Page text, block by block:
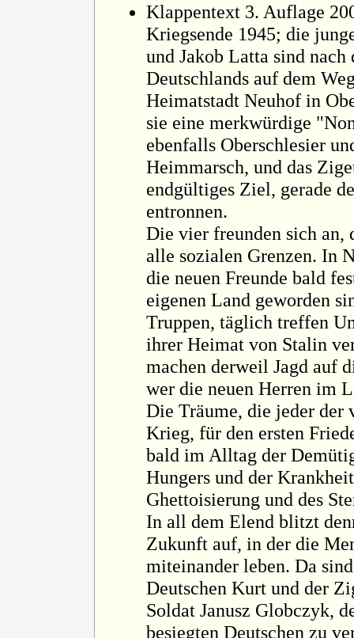
Klappentext 3. Auflage
Kriegsende 1945; die
und Jakob Latta sind nach
Deutschlands auf dem
Heimatstadt Neuhof in
sie eine merkwürdige
ebenfalls Oberschlesier
Heimmarsch, und das
endgültiges Ziel, gerade
entronnen.
Die vier freunden sich an,
alle sozialen Grenzen. In
die neuen Freunde bald
eigenen Land geworden
Truppen, täglich treffen
ihrer Heimat von Stalin
machen derweil Jagd auf
wer die neuen Herren im
Die Träume, die jeder
Krieg, für den ersten
bald im Alltag der
Hungers und der
Ghettoisierung und des
In all dem Elend blitzt
Zukunft auf, in der die
miteinander leben. Da
Deutschen Kurt und der
Soldat Janusz Globczyk,
besiegten Deutschen zu